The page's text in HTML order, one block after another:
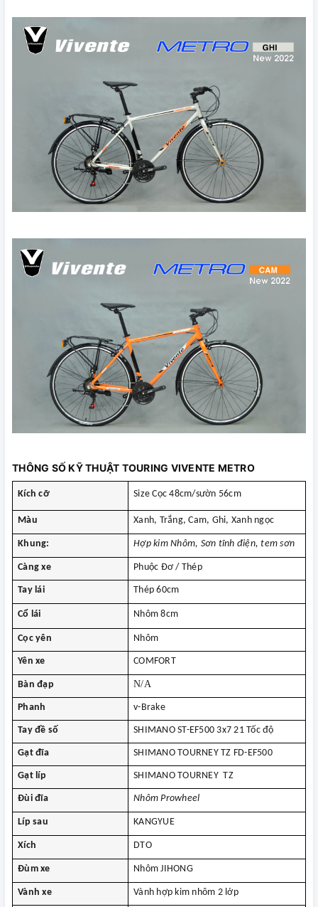
THÔNG SỐ KỸ THUẬT TOURING VIVENTE METRO
Kích cỡ Size Cọc 48cm/sườn 56cm
Màu Xanh, Trắng, Cam, Ghi, Xanh ngọc
Khung: Hợp kim Nhôm, Sơn tĩnh điện, tem sơn
Càng xe Phuộc Đơ / Thép
Tay lái Thép 60cm
Cổ lái Nhôm 8cm
Cọc yên Nhôm
Yên xe COMFORT
Bàn đạp N/A
Phanh v-Brake
Tay đề số SHIMANO ST-EF500 3x721 Tốc độ
Gạt đĩa SHIMANO TOURNEY TZ FD-EF500
Gạt líp SHIMANO TOURNEY TZ
Đùi đĩa Nhôm Prowheel
Líp sau KANGYUE
Xích DTO
Đùm xe Nhôm JIHONG
Vành xe Vành hợp kim nhôm 2 lớp